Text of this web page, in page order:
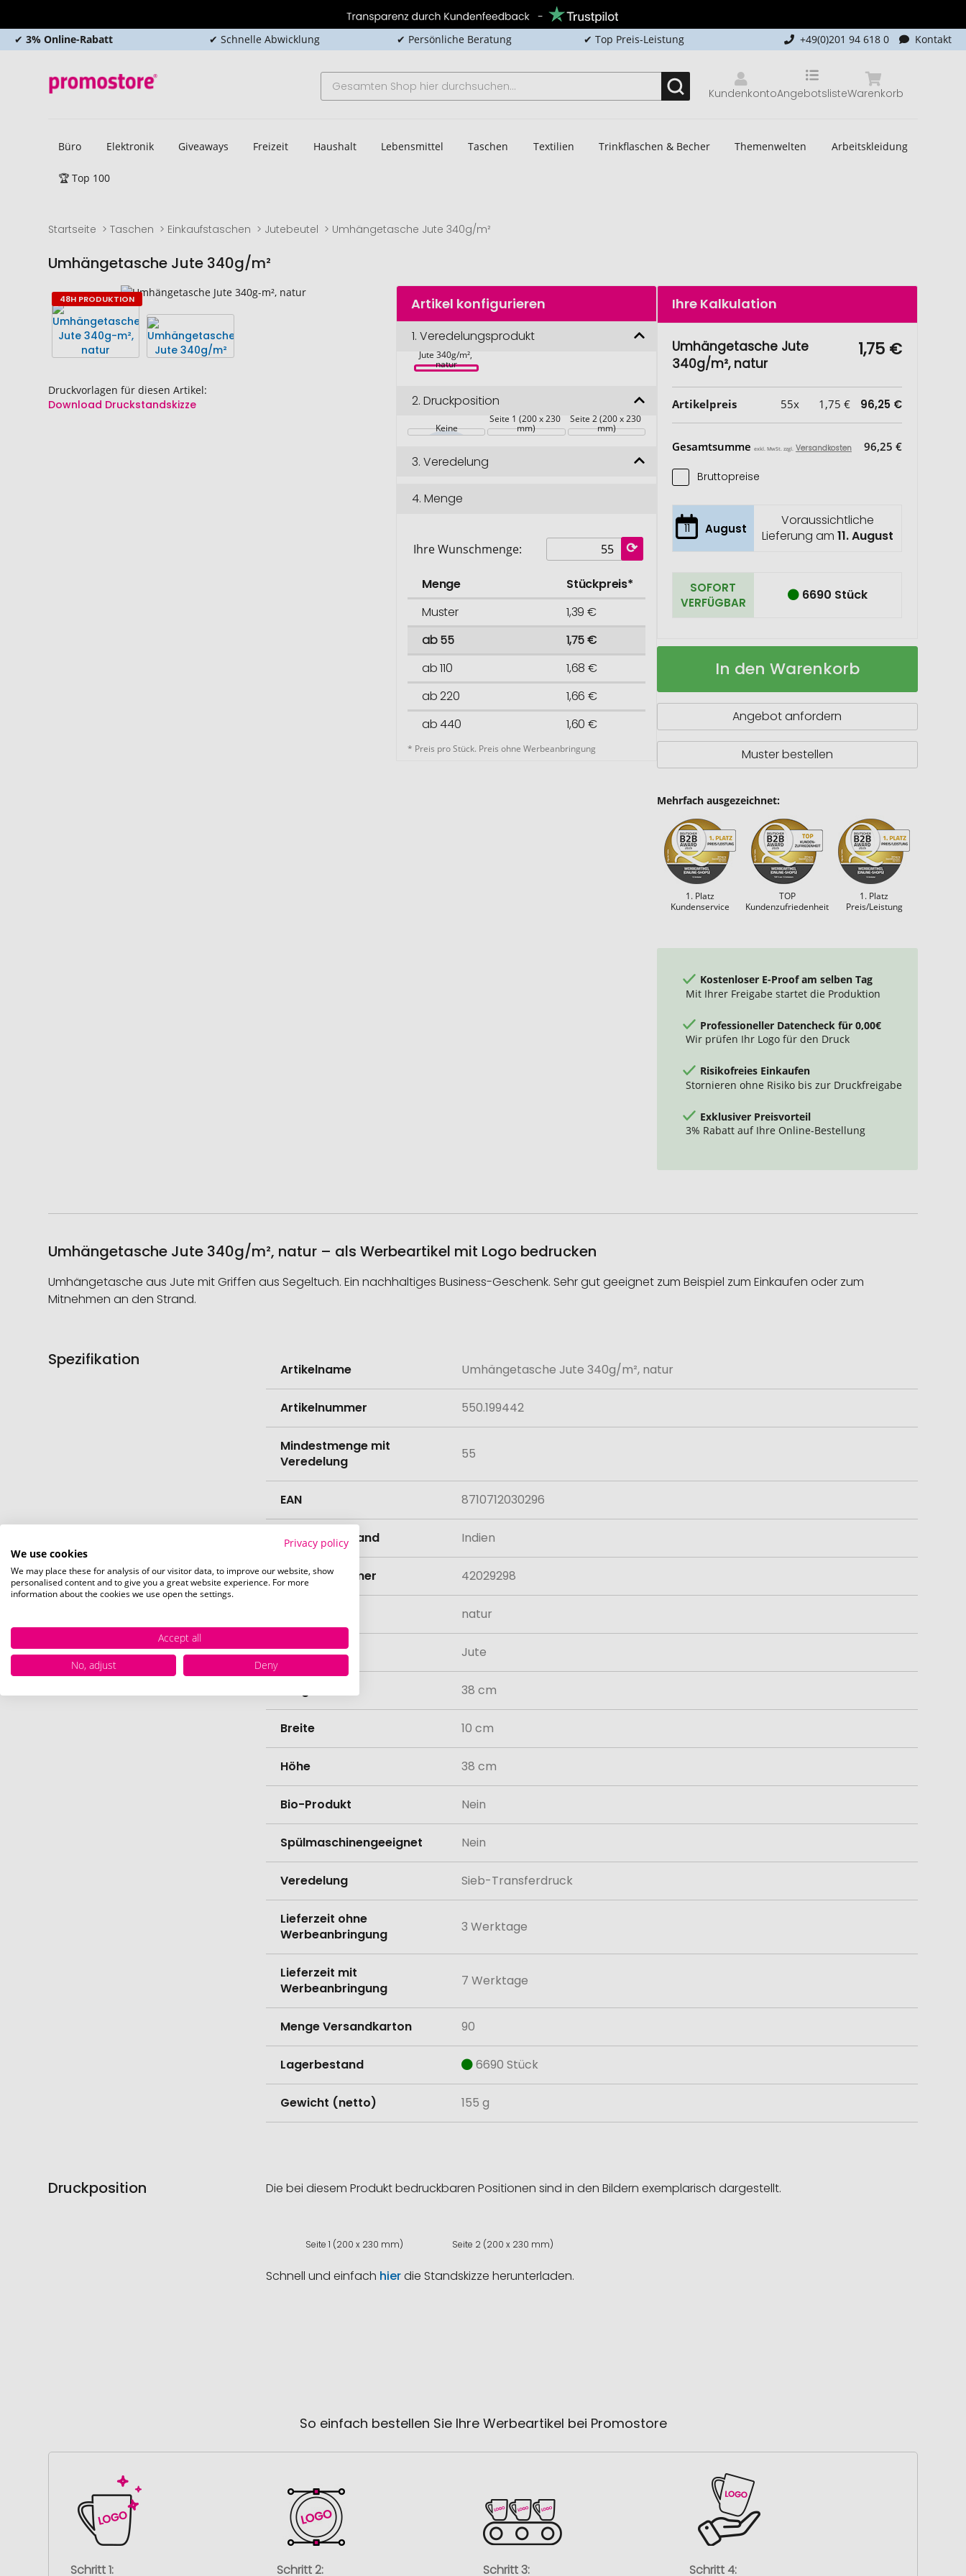
✔ 3% Online-Rabatt ✔ Schnelle Abwicklung ✔ Persönliche Beratung ✔ Top Preis-Leistung +49(0)201 94 618 0 Kontakt
Kundenkonto Warenkorb
Angebotsliste
Büro Elektronik Giveaways Freizeit Haushalt Lebensmittel Taschen Textilien Trinkflaschen & Becher Themenwelten Arbeitskleidung
🏆 Top 100
Startseite Taschen Einkaufstaschen Jutebeutel Umhängetasche Jute 340g/m²
Umhängetasche Jute 340g/m²
Zum
Ende
der
Bildgalerie
springen
Druckvorlagen für diesen Artikel:
Download Druckstandskizze
Zum
Anfang
der
Bildgalerie
springen
48H PRODUKTION Artikel konfigurieren
1.Veredelungsprodukt
Umhängetasche
Jute 340g/m²,
natur
2.Druckposition
Keine
Seite 1 (200 x 230
mm)
Seite 2 (200 x 230
mm)
3.Veredelung
4.Menge
Ihre Wunschmenge:
Menge
Stückpreis*
Muster
1,39 €
ab 55
1,75 €
ab 110
1,68 €
ab 220
1,66 €
ab 440
1,60 €
* Preis pro Stück. Preis ohne Werbeanbringung
Ihre Kalkulation
Umhängetasche Jute
340g/m², natur
1,75 €
Artikelpreis 55x 1,75 € 96,25 €
Gesamtsumme exkl. MwSt. zzgl. Versandkosten 96,25 €
Bruttopreise
11 August
Voraussichtliche
Lieferung am 11. August
SOFORT
VERFÜGBAR
6690 Stück
Umhängetasche
Auf
In den Warenkorb
Angebot anfordern
Muster bestellen
Mehrfach ausgezeichnet:
1. Platz
Kundenservice
TOP
Kundenzufriedenheit
1. Platz
Preis/Leistung
Kostenloser E-Proof am selben Tag
Mit Ihrer Freigabe startet die Produktion
Professioneller Datencheck für 0,00€
Wir prüfen Ihr Logo für den Druck
Risikofreies Einkaufen
Stornieren ohne Risiko bis zur Druckfreigabe
Exklusiver Preisvorteil
3% Rabatt auf Ihre Online-Bestellung
Umhängetasche Jute 340g/m², natur – als Werbeartikel mit Logo bedrucken
Umhängetasche aus Jute mit Griffen aus Segeltuch. Ein nachhaltiges Business-Geschenk. Sehr gut geeignet zum Beispiel zum Einkaufen oder zum
Mitnehmen an den Strand.
Spezifikation
Informationen
Artikelname Umhängetasche Jute 340g/m², natur
Artikelnummer 550.199442
Mindestmenge mit
Veredelung
55
EAN 8710712030296
Herstellungsland Indien
Zolltarifnummer 42029298
natur
Material Jute
38 cm
Breite 10 cm
Höhe 38 cm
Bio-Produkt Nein
Spülmaschinengeeignet Nein
Veredelung Sieb-Transferdruck
Lieferzeit ohne
Werbeanbringung
3 Werktage
Lieferzeit mit
Werbeanbringung
7 Werktage
Menge Versandkarton 90
Lagerbestand 6690 Stück
Gewicht (netto) 155 g
Druckposition Die bei diesem Produkt bedruckbaren Positionen sind in den Bildern exemplarisch dargestellt.
Seite 1 (200 x 230 mm) Seite 2 (200 x 230 mm)
Schnell und einfach hierdie Standskizze herunterladen.
So einfach bestellen Sie Ihre Werbeartikel bei Promostore
Schritt 1: Schritt 2: Schritt 3: Schritt 4:
Privacy policy
We use cookies
We may place these for analysis of our visitor data, to improve our website, show
personalised content and to give you a great website experience. For more
information about the cookies we use open the settings.
Accept all
No, adjust
Deny